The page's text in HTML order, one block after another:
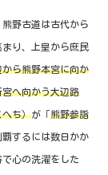
野古道は古代から
り、上皇から庶民
から熊野本宮に向か
へ向かう大辺路
へち）が「熊野参詣
するには数日かか
心の洗濯をした